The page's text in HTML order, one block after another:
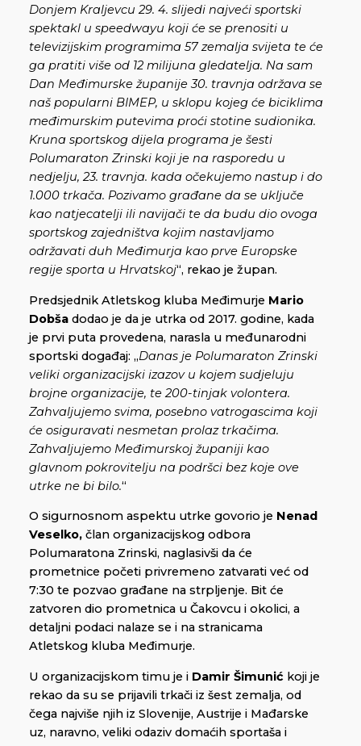
Donjem Kraljevcu 29. 4. slijedi najveći sportski
spektakl u speedwayu koji će se prenositi u
televizijskim programima 57 zemalja svijeta te će
ga pratiti više od 12 milijuna gledatelja. Na sam
Dan Međimurske županije 30. travnja održava se
naš popularni BIMEP, u sklopu kojeg će biciklima
međimurskim putevima proći stotine sudionika.
Kruna sportskog dijela programa je šesti
Polumaraton Zrinski koji je na rasporedu u
nedjelju, 23. travnja. kada očekujemo nastup i do
1.000 trkača. Pozivamo građane da se uključe
kao natjecatelji ili navijači te da budu dio ovoga
sportskog zajedništva kojim nastavljamo
održavati duh Međimurja kao prve Europske
regije sporta u Hrvatskoj“, rekao je župan.
Predsjednik Atletskog kluba Međimurje Mario
Dobša dodao je da je utrka od 2017. godine, kada
je prvi puta provedena, narasla u međunarodni
sportski događaj: „Danas je Polumaraton Zrinski
veliki organizacijski izazov u kojem sudjeluju
brojne organizacije, te 200-tinjak volontera.
Zahvaljujemo svima, posebno vatrogascima koji
će osiguravati nesmetan prolaz trkačima.
Zahvaljujemo Međimurskoj županiji kao
glavnom pokrovitelju na podršci bez koje ove
utrke ne bi bilo.“
O sigurnosnom aspektu utrke govorio je Nenad
Veselko, član organizacijskog odbora
Polumaratona Zrinski, naglasivši da će
prometnice početi privremeno zatvarati već od
7:30 te pozvao građane na strpljenje. Bit će
zatvoren dio prometnica u Čakovcu i okolici, a
detaljni podaci nalaze se i na stranicama
Atletskog kluba Međimurje.
U organizacijskom timu je i Damir Šimunić koji je
rekao da su se prijavili trkači iz šest zemalja, od
čega najviše njih iz Slovenije, Austrije i Mađarske
uz, naravno, veliki odaziv domaćih sportaša i